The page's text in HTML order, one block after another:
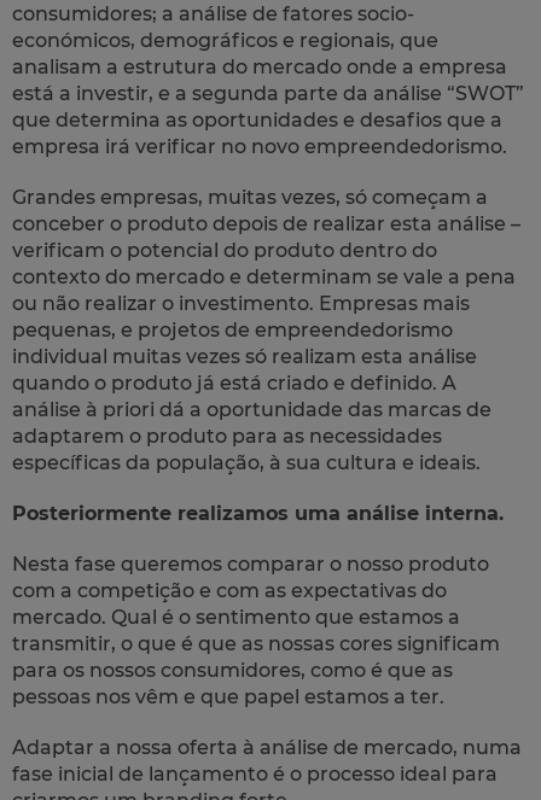
consumidores; a análise de fatores socio-
económicos, demográficos e regionais, que
analisam a estrutura do mercado onde a empresa
está a investir, e a segunda parte da análise “SWOT”
que determina as oportunidades e desafios que a
empresa irá verificar no novo empreendedorismo.
Grandes empresas, muitas vezes, só começam a
conceber o produto depois de realizar esta análise –
verificam o potencial do produto dentro do
contexto do mercado e determinam se vale a pena
ou não realizar o investimento. Empresas mais
pequenas, e projetos de empreendedorismo
individual muitas vezes só realizam esta análise
quando o produto já está criado e definido. A
análise à priori dá a oportunidade das marcas de
adaptarem o produto para as necessidades
específicas da população, à sua cultura e ideais.
Posteriormente realizamos uma análise interna.
Nesta fase queremos comparar o nosso produto
com a competição e com as expectativas do
mercado. Qual é o sentimento que estamos a
transmitir, o que é que as nossas cores significam
para os nossos consumidores, como é que as
pessoas nos vêm e que papel estamos a ter.
Adaptar a nossa oferta à análise de mercado, numa
fase inicial de lançamento é o processo ideal para